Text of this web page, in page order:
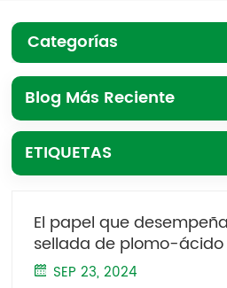
Categorías
Blog Más Reciente
ETIQUETAS
El papel que
sellada de plomo-ácido
ascensores
SEP 23, 2024